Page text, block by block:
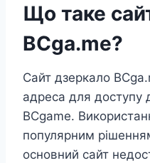
Що таке
BCga.me?
Сайт дзеркало
адреса для доступу
BCgame.
популярним
основний сайт